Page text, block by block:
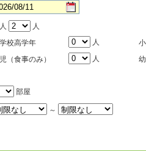
人
校高学年
人
（食事のみ）
人
部屋
～